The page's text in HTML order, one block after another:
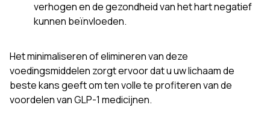
verhogen en de gezondheid van het hart negatief
kunnen beïnvloeden.
Het minimaliseren of elimineren van deze
voedingsmiddelen zorgt ervoor dat u uw lichaam de
beste kans geeft om ten volle te profiteren van de
voordelen van GLP-1 medicijnen.